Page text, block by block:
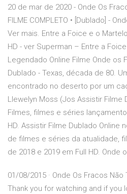
20 de mar de 2020 - Onde Os
FILME COMPLETO • [Dublado] -
Ver mais. Entre a Foice e o
HD - ver Superman – Entre a
Legendado Online Filme Onde os
Dublado - Texas, década de 80.
encontrado no deserto por um
Llewelyn Moss (Jos Assistir Filme
Filmes, filmes e séries
HD. Assistir Filme Dublado Online
de filmes e séries da atualidade,
de 2018 e 2019 em Full HD. Onde
01/08/2015 · Onde Os Fracos Não
Thank you for watching and if you